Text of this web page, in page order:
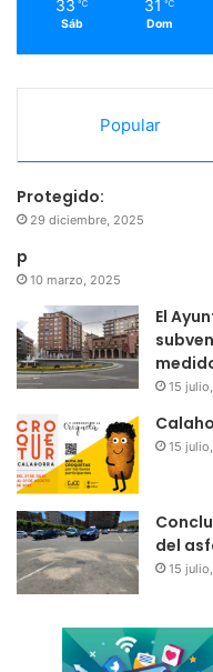
33 ℃
Sáb
31 ℃
Dom
Popular
Protegido:
29 diciembre, 2025
p
10 marzo, 2025
El
15
15
del
15